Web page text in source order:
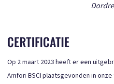
CERTIFICATIE
Op 2 maart 2023 heeft er een
Amfori BSCI plaatsgevonden in